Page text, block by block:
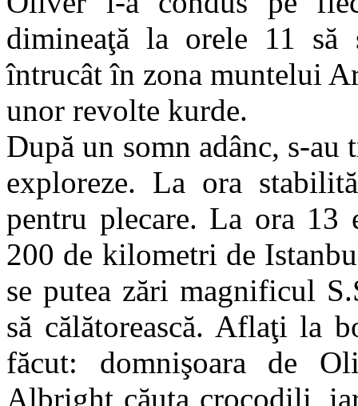
dimineaţă la orele 11 să
întrucât în zona muntelui
unor revolte kurde.
După un somn adânc, s-
exploreze. La ora
pentru plecare. La ora
200 de kilometri de
se putea zări magnificul
să călătorească. Aflaţi la
făcut: domnişoara de
Albright căuta crocodili,